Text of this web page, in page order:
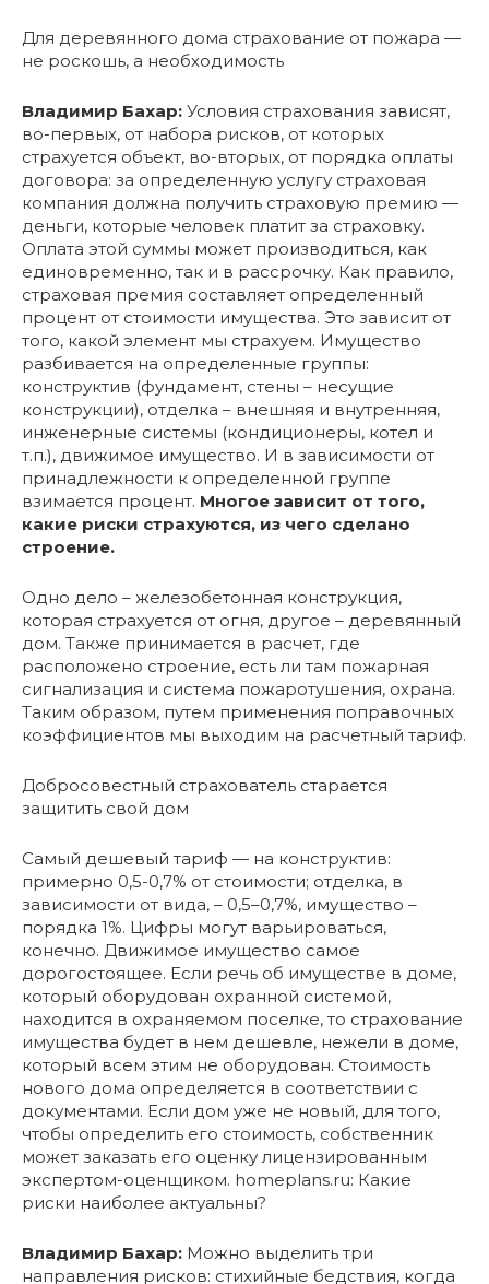
Для деревянного дома страхование от пожара —
не роскошь, а необходимость
Владимир Бахар: Условия страхования зависят,
во-первых, от набора рисков, от которых
страхуется объект, во-вторых, от порядка оплаты
договора: за определенную услугу страховая
компания должна получить страховую премию —
деньги, которые человек платит за страховку.
Оплата этой суммы может производиться, как
единовременно, так и в рассрочку. Как правило,
страховая премия составляет определенный
процент от стоимости имущества. Это зависит от
того, какой элемент мы страхуем. Имущество
разбивается на определенные группы:
конструктив (фундамент, стены – несущие
конструкции), отделка – внешняя и внутренняя,
инженерные системы (кондиционеры, котел и
т.п.), движимое имущество. И в зависимости от
принадлежности к определенной группе
взимается процент. Многое зависит от того,
какие риски страхуются, из чего сделано
строение.
Одно дело – железобетонная конструкция,
которая страхуется от огня, другое – деревянный
дом. Также принимается в расчет, где
расположено строение, есть ли там пожарная
сигнализация и система пожаротушения, охрана.
Таким образом, путем применения поправочных
коэффициентов мы выходим на расчетный тариф.
Добросовестный страхователь старается
защитить свой дом
Самый дешевый тариф — на конструктив:
примерно 0,5-0,7% от стоимости; отделка, в
зависимости от вида, – 0,5–0,7%, имущество –
порядка 1%. Цифры могут варьироваться,
конечно. Движимое имущество самое
дорогостоящее. Если речь об имуществе в доме,
который оборудован охранной системой,
находится в охраняемом поселке, то страхование
имущества будет в нем дешевле, нежели в доме,
который всем этим не оборудован. Стоимость
нового дома определяется в соответствии с
документами. Если дом уже не новый, для того,
чтобы определить его стоимость, собственник
может заказать его оценку лицензированным
экспертом-оценщиком. homeplans.ru: Какие
риски наиболее актуальны?
Владимир Бахар: Можно выделить три
направления рисков: стихийные бедствия, когда